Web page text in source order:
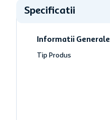
Specificatii
Informatii Generale
Tip Produs